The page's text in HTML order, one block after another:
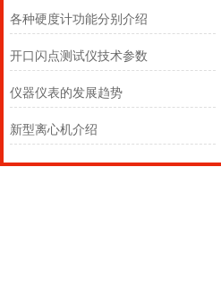
各种硬度计功能分别介绍
开口闪点测试仪技术参数
仪器仪表的发展趋势
新型离心机介绍